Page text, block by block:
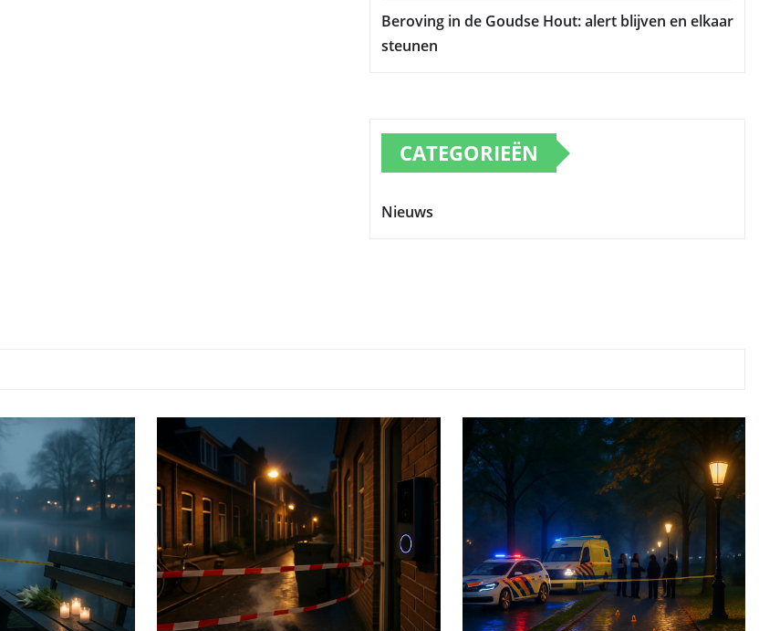
Beroving in de Goudse Hout: alert blijven en elkaar
steunen
CATEGORIEËN
Nieuws